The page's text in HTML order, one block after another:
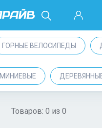
ГОРНЫЕ ВЕЛОСИПЕДЫ
Товаров: 0 из 0